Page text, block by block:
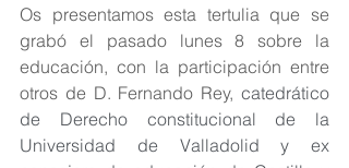
Os presentamos esta tertulia que se
grabó el pasado lunes 8 sobre la
educación, con la participación entre
otros de D. Fernando Rey, catedrático
de Derecho constitucional de la
Universidad de Valladolid y ex